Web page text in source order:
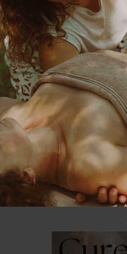
ayant acheté ce produit ont